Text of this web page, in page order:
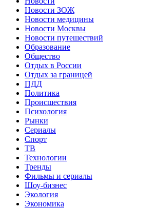
Новости ЗОЖ
Новости медицины
Новости Москвы
Новости путешествий
Образование
Общество
Отдых в России
Отдых за границей
ПДД
Политика
Происшествия
Психология
Рынки
Сериалы
Спорт
ТВ
Технологии
Тренды
Фильмы и сериалы
Шоу-бизнес
Экология
Экономика